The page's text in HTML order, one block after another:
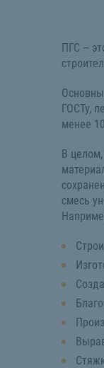
ПГС –
ГОСТу,
менее
В
смесь